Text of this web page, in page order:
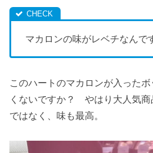
マカロンの味がレベチなんで
このハートのマカロンが入った
くないですか？ やはり大人気商
ではなく、味も最高。